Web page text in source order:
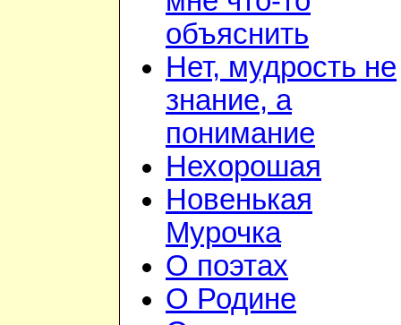
объяснить
Нет, мудрость не
знание, а
понимание
Нехорошая
Новенькая
Мурочка
О поэтах
О Родине